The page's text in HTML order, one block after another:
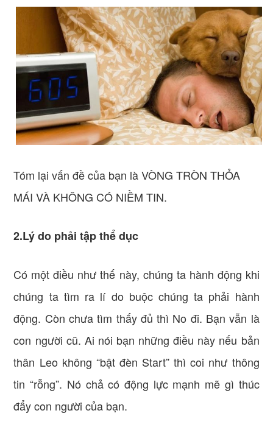
Tóm lại vấn đề của bạn là VÒNG TRÒN THỎA
MÁI VÀ KHÔNG CÓ NIỀM TIN.
2.Lý do phải tập thể dục
Có một điều như thế này, chúng ta hành động khi
chúng ta tìm ra lí do buộc chúng ta phải hành
động. Còn chưa tìm thấy đủ thì No đi. Bạn vẫn là
con người cũ. Ai nói bạn những điều này nếu bản
thân Leo không “bật đèn Start” thì coi như thông
tin “rỗng”. Nó chả có động lực mạnh mẽ gì thúc
đẩy con người của bạn.